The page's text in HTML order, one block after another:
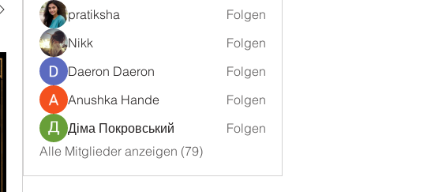
pratiksha
Folgen
Nikk
Folgen
Daeron Daeron
Folgen
Anushka Hande
Folgen
Діма Покровський
Folgen
Alle Mitglieder anzeigen (79)